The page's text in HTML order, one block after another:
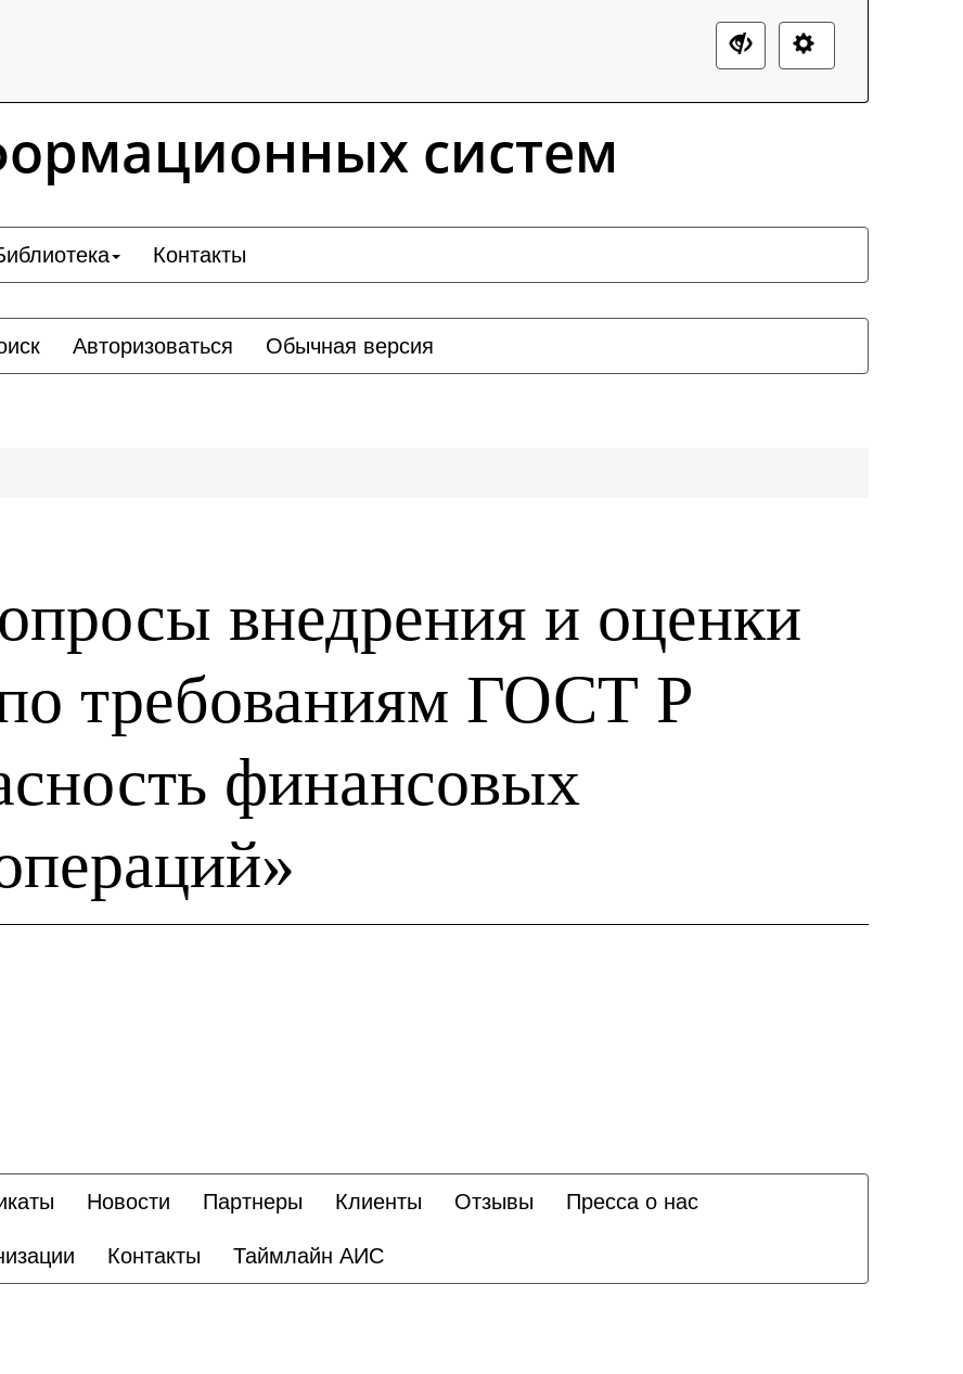
систем
Контакты
Авторизоваться Обычная версия
внедрения и оценки
по требованиям ГОСТ Р
финансовых
Новости Партнеры Клиенты Отзывы Пресса о нас
Контакты Таймлайн АИС